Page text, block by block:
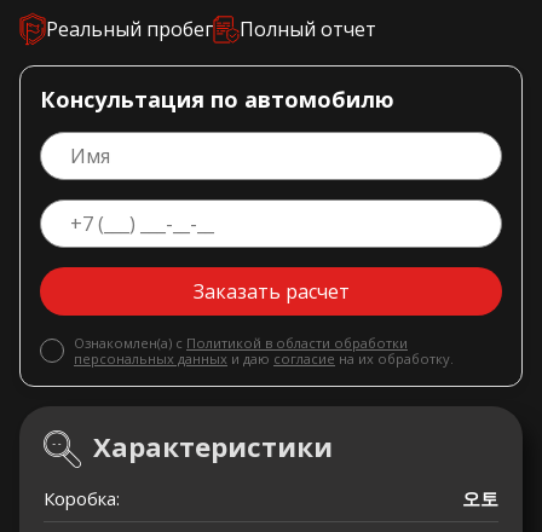
Реальный пробег Полный отчет
Консультация по автомобилю
Заказать расчет
Ознакомлен(а) с Политикой в области обработки
персональных данных и даю согласие на их обработку.
Характеристики
Коробка:
오토